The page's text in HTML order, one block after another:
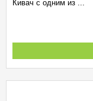
Кивач с одним из ...